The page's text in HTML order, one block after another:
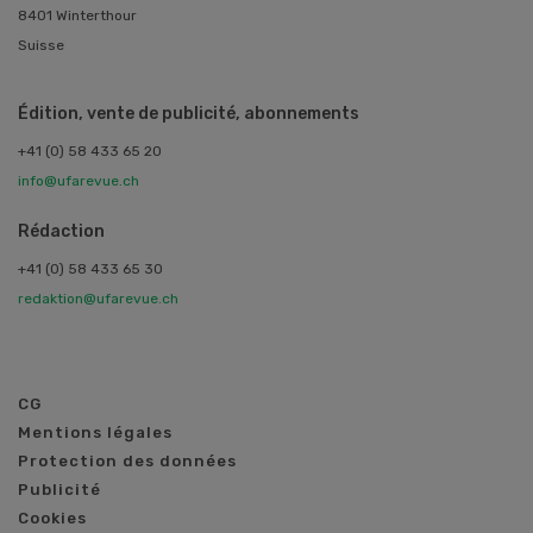
8401 Winterthour
Suisse
Édition, vente de publicité, abonnements
+41 (0) 58 433 65 20
info@ufarevue.ch
Rédaction
+41 (0) 58 433 65 30
redaktion@ufarevue.ch
CG
Mentions légales
Protection des données
Publicité
Cookies